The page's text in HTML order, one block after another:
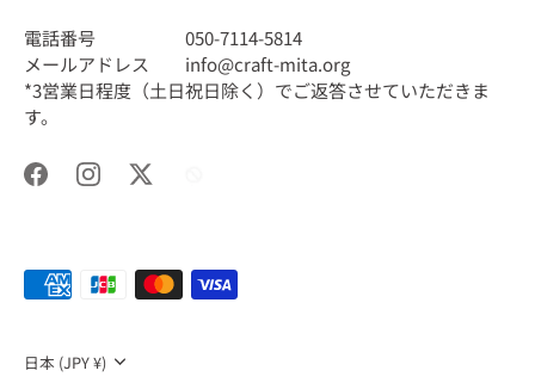
電話番号 050-7114-5814
メールアドレス info@craft-mita.org
*3営業日程度（土日祝日除く）でご返答させていただきま
す。
通
日本 (JPY ¥)